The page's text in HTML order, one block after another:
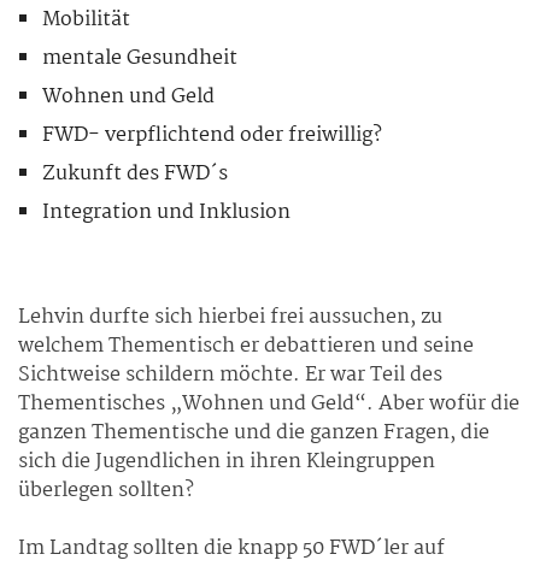
Mobilität
mentale Gesundheit
Wohnen und Geld
FWD- verpflichtend oder freiwillig?
Zukunft des FWD´s
Integration und Inklusion
Lehvin durfte sich hierbei frei aussuchen, zu
welchem Thementisch er debattieren und seine
Sichtweise schildern möchte. Er war Teil des
Thementisches „Wohnen und Geld“. Aber wofür die
ganzen Thementische und die ganzen Fragen, die
sich die Jugendlichen in ihren Kleingruppen
überlegen sollten?
Im Landtag sollten die knapp 50 FWD´ler auf